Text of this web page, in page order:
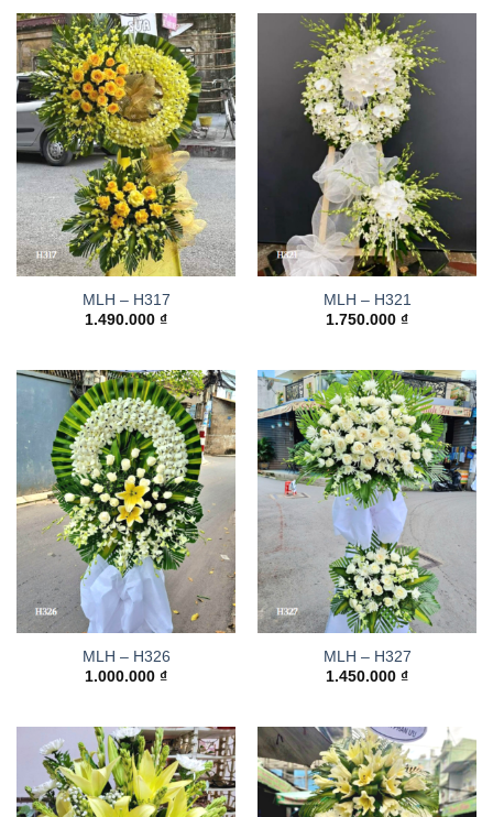
MLH – H317
1.490.000 ₫
MLH – H321
1.750.000 ₫
MLH – H326
1.000.000 ₫
MLH – H327
1.450.000 ₫